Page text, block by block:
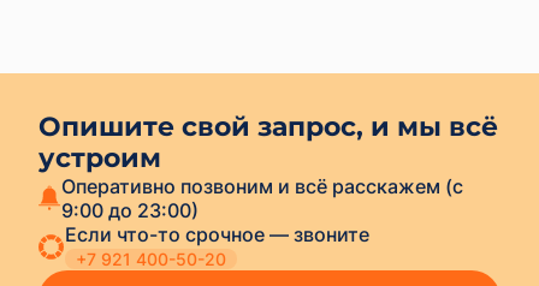
Опишите свой запрос, и мы всё
устроим
+7 921 400-50-20